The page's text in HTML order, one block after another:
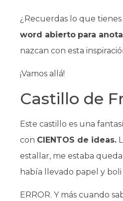
¿Recuerdas lo que
word abierto para
nazcan con esta
¡Vamos allá!
Castillo de
Este castillo es una
con CIENTOS de ideas.
estallar, me estaba
había llevado papel y boli
ERROR. Y más cuando